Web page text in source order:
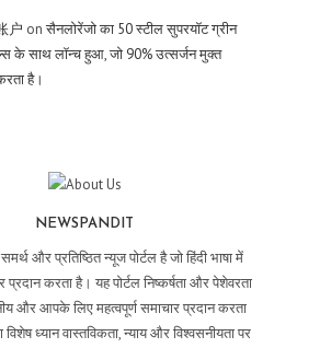
户 onसैनलोरेंजो का 50 स्टील सुपरयॉट ग्रीन
के साथ लॉन्च हुआ, जो 90% उत्सर्जन मुक्त
है।
NEWSPANDIT
और प्रतिष्ठित न्यूज पोर्टल है जो हिंदी भाषा में
प्रदान करता है। यह पोर्टल निष्कर्षता और पेशेवरता
और आपके लिए महत्वपूर्ण समाचार प्रदान करता
ध्यान वास्तविकता, न्याय और विश्वसनीयता पर